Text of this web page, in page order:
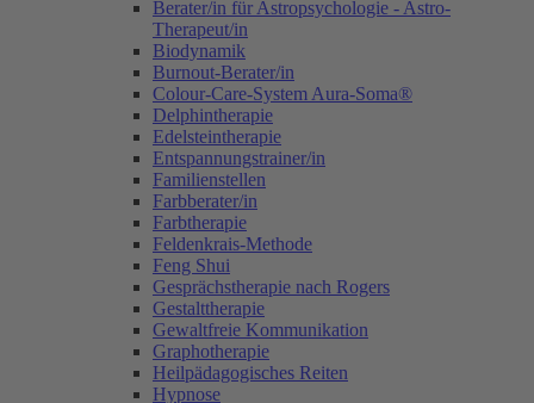
Berater/in für Astropsychologie - Astro-
Therapeut/in
Biodynamik
Burnout-Berater/in
Colour-Care-System Aura-Soma®
Delphintherapie
Edelsteintherapie
Entspannungstrainer/in
Familienstellen
Farbberater/in
Farbtherapie
Feldenkrais-Methode
Feng Shui
Gesprächstherapie nach Rogers
Gestalttherapie
Gewaltfreie Kommunikation
Graphotherapie
Heilpädagogisches Reiten
Hypnose